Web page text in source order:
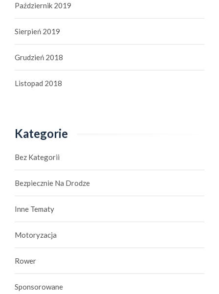
Październik 2019
Sierpień 2019
Grudzień 2018
Listopad 2018
Kategorie
Bez Kategorii
Bezpiecznie Na Drodze
Inne Tematy
Motoryzacja
Rower
Sponsorowane